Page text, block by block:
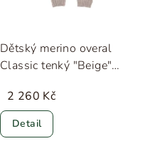
Dětský merino overal
Classic tenký "Beige"
2 260 Kč
Detail